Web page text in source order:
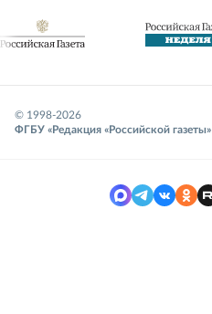
© 1998-2026
ФГБУ «Редакция «Российской газеты»